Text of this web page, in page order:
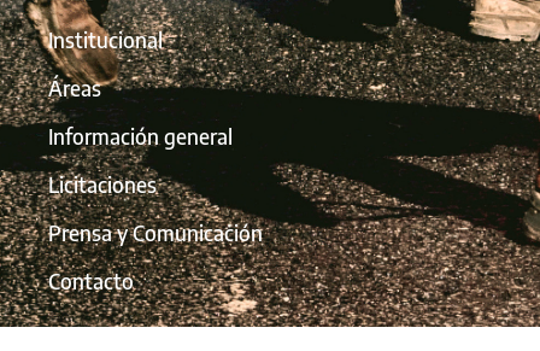
Institucional
Áreas
Información general
Licitaciones
Prensa y Comunicación
Contacto